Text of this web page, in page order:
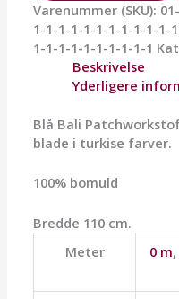
Varenummer (SKU):
1-1-1-1-1-1-1-1-1-1-1-
1-1-1-1-1-1-1-1-1-1
Beskrivelse
Yderligere
Blå Bali
blade i turkise farver.
100% bomuld
Bredde 110 cm.
Meter
0 m,